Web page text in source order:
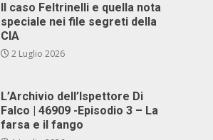
Il caso Feltrinelli e quella nota
speciale nei file segreti della
CIA
2 Luglio 2026
L’Archivio dell’Ispettore Di
Falco | 46909 -Episodio 3 – La
farsa e il fango